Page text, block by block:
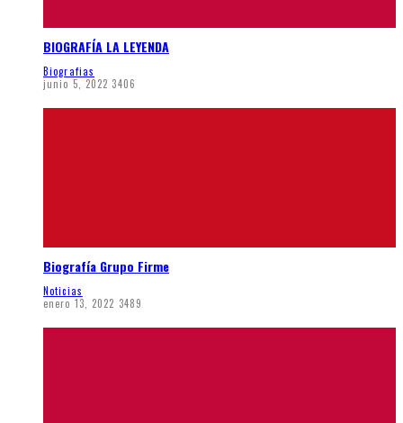
BIOGRAFÍA LA LEYENDA
Biografias
junio 5, 2022 3406
Biografía Grupo Firme
Noticias
enero 13, 2022 3489